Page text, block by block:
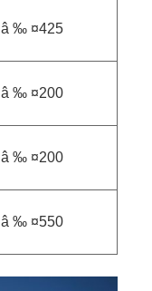
â ‰ ¤425
â ‰ ¤200
â ‰ ¤200
â ‰ ¤550